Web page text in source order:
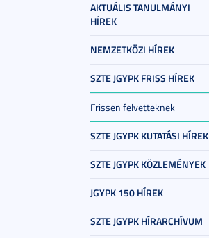
AKTUÁLIS TANULMÁNYI
HÍREK
NEMZETKÖZI HÍREK
SZTE JGYPK FRISS HÍREK
Frissen felvetteknek
SZTE JGYPK KUTATÁSI HÍREK
SZTE JGYPK KÖZLEMÉNYEK
JGYPK 150 HÍREK
SZTE JGYPK HÍRARCHÍVUM